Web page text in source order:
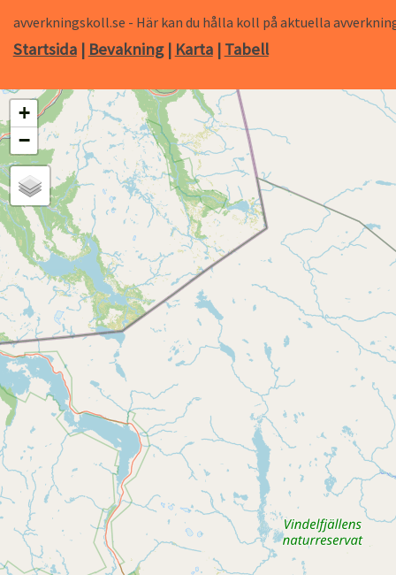
avverkningskoll.se - Här kan du hålla koll på aktuella
Startsida| Bevakning| Karta| Tabell
+
−